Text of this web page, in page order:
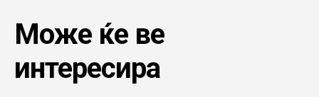
Може ќе ве
интересира